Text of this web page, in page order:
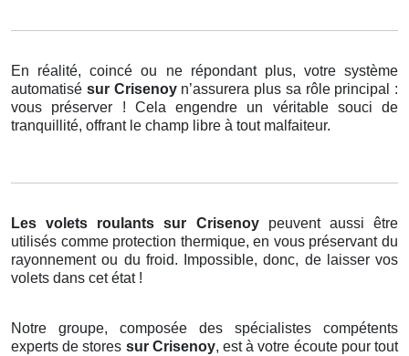
En réalité, coincé ou ne répondant plus, votre système
automatisé sur Crisenoy n’assurera plus sa rôle principal :
vous préserver ! Cela engendre un véritable souci de
tranquillité, offrant le champ libre à tout malfaiteur.
Les volets roulants sur Crisenoy peuvent aussi être
utilisés comme protection thermique, en vous préservant du
rayonnement ou du froid. Impossible, donc, de laisser vos
volets dans cet état !
Notre groupe, composée des spécialistes compétents
experts de stores sur Crisenoy, est à votre écoute pour tout